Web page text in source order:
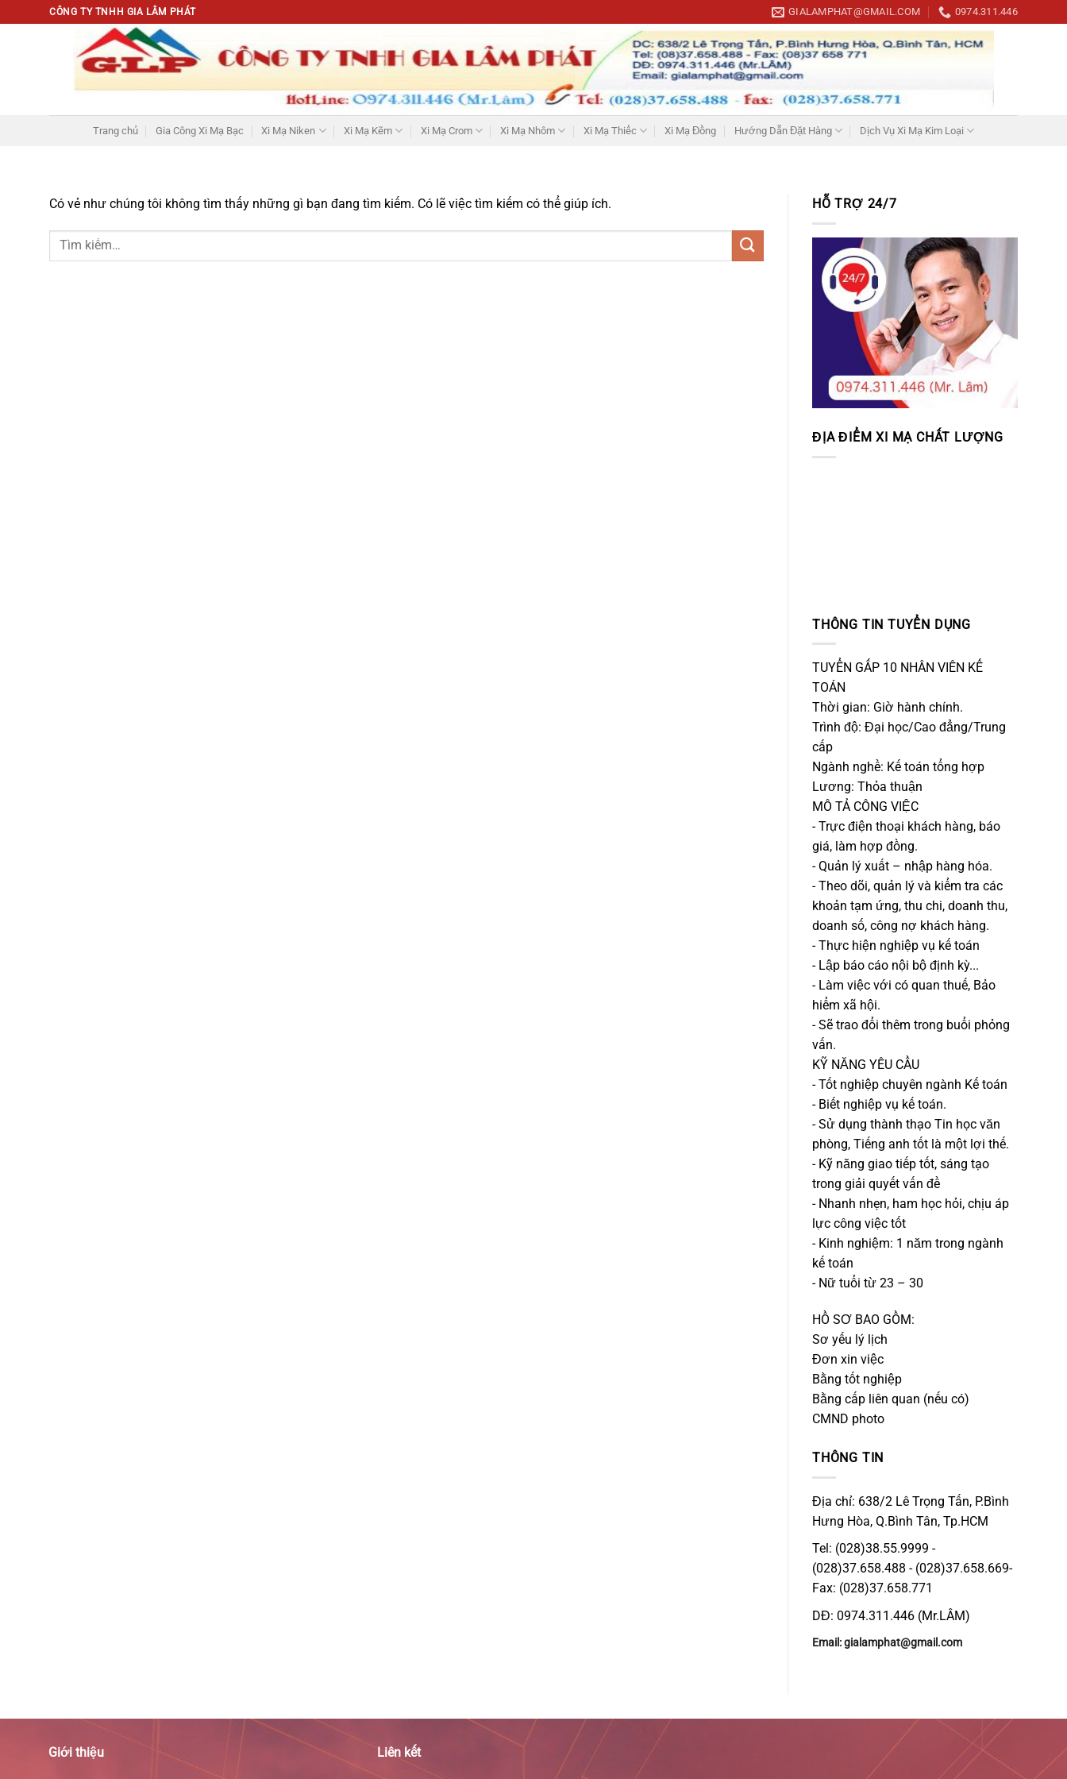
đến
CÔNG TY TNHH GIA LÂM PHÁT GIALAMPHAT@GMAIL.COM 0974.311.446
Trang chủ Gia Công Xi Mạ Bạc Xi Mạ Niken Xi Mạ Kẽm Xi Mạ Crom Xi Mạ Nhôm Xi Mạ Thiếc Xi Mạ Đồng Hướng Dẫn Đặt Hàng Dịch Vụ Xi Mạ Kim Loại
Có vẻ như chúng tôi không tìm thấy những gì bạn đang tìm kiếm. Có lẽ việc tìm kiếm có thể giúp ích. HỖ TRỢ 24/7
ĐỊA ĐIỂM XI MẠ CHẤT LƯỢNG
THÔNG TIN TUYỂN DỤNG
TUYỂN GẤP 10 NHÂN VIÊN KẾ
TOÁN
Thời gian: Giờ hành chính.
Trình độ: Đại học/Cao đẳng/Trung
cấp
Ngành nghề: Kế toán tổng hợp
Lương: Thỏa thuận
MÔ TẢ CÔNG VIỆC
- Trực điện thoại khách hàng, báo
giá, làm hợp đồng.
- Quản lý xuất – nhập hàng hóa.
- Theo dõi, quản lý và kiểm tra các
khoản tạm ứng, thu chi, doanh thu,
doanh số, công nợ khách hàng.
- Thực hiện nghiệp vụ kế toán
- Lập báo cáo nội bộ định kỳ...
- Làm việc với có quan thuế, Bảo
hiểm xã hội.
- Sẽ trao đổi thêm trong buổi phỏng
vấn.
KỸ NĂNG YÊU CẦU
- Tốt nghiệp chuyên ngành Kế toán
- Biết nghiệp vụ kế toán.
- Sử dụng thành thạo Tin học văn
phòng, Tiếng anh tốt là một lợi thế.
- Kỹ năng giao tiếp tốt, sáng tạo
trong giải quyết vấn đề
- Nhanh nhẹn, ham học hỏi, chịu áp
lực công việc tốt
- Kinh nghiệm: 1 năm trong ngành
kế toán
- Nữ tuổi từ 23 – 30
HỒ SƠ BAO GỒM:
Sơ yếu lý lịch
Đơn xin việc
Bằng tốt nghiệp
Bằng cấp liên quan (nếu có)
CMND photo
THÔNG TIN
Địa chỉ: 638/2 Lê Trọng Tấn, P.Bình
Hưng Hòa, Q.Bình Tân, Tp.HCM
Tel: (028)38.55.9999 -
(028)37.658.488 - (028)37.658.669-
Fax: (028)37.658.771
DĐ: 0974.311.446 (Mr.LÂM)
Email: gialamphat@gmail.com
Giới thiệu Liên kết